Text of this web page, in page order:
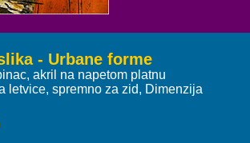
- Urbane forme
akril na napetom platnu
letvice, spremno za zid, Dimenzija